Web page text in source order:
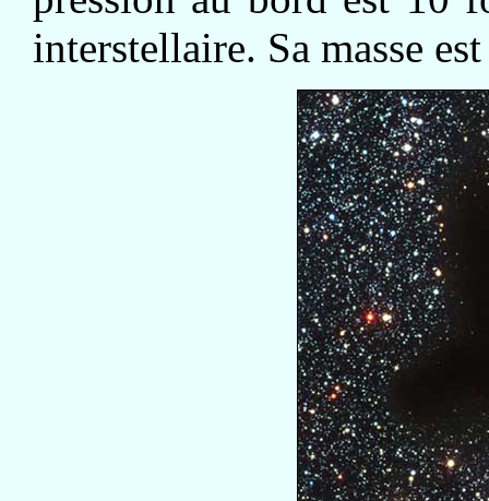
interstellaire. Sa masse